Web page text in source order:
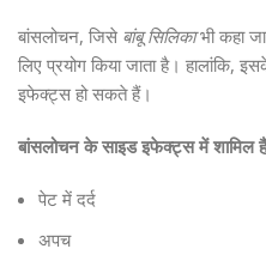
बांसलोचन, जिसे बांबू सिलिकाभी कहा
लिए प्रयोग किया जाता है। हालांकि,
इफेक्ट्स हो सकते हैं।
बांसलोचन के साइड इफेक्ट्स में शामिल
पेट में दर्द
अपच